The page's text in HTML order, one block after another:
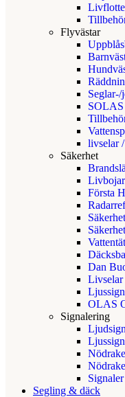
Flyvästar
Seglar-/
SOLAS
livselar
Säkerhet
Livbojar
Första
Dan
OLAS
Signalering
Segling & däck